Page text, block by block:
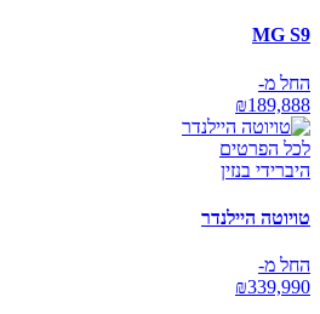
MG S9
החל מ-
₪189,888
לכל הפרטים
היברידי בנזין
טויוטה היילנדר
החל מ-
₪339,990